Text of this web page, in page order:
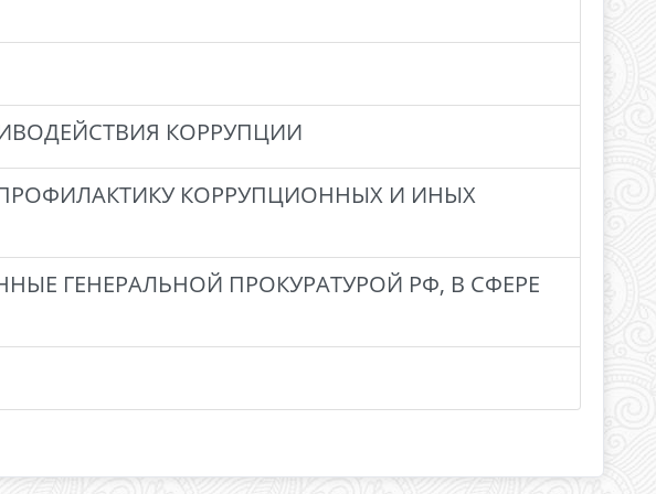
КОРРУПЦИИ
КОРРУПЦИОННЫХ И ИНЫХ
ГЕНЕРАЛЬНОЙ ПРОКУРАТУРОЙ РФ, В СФЕРЕ